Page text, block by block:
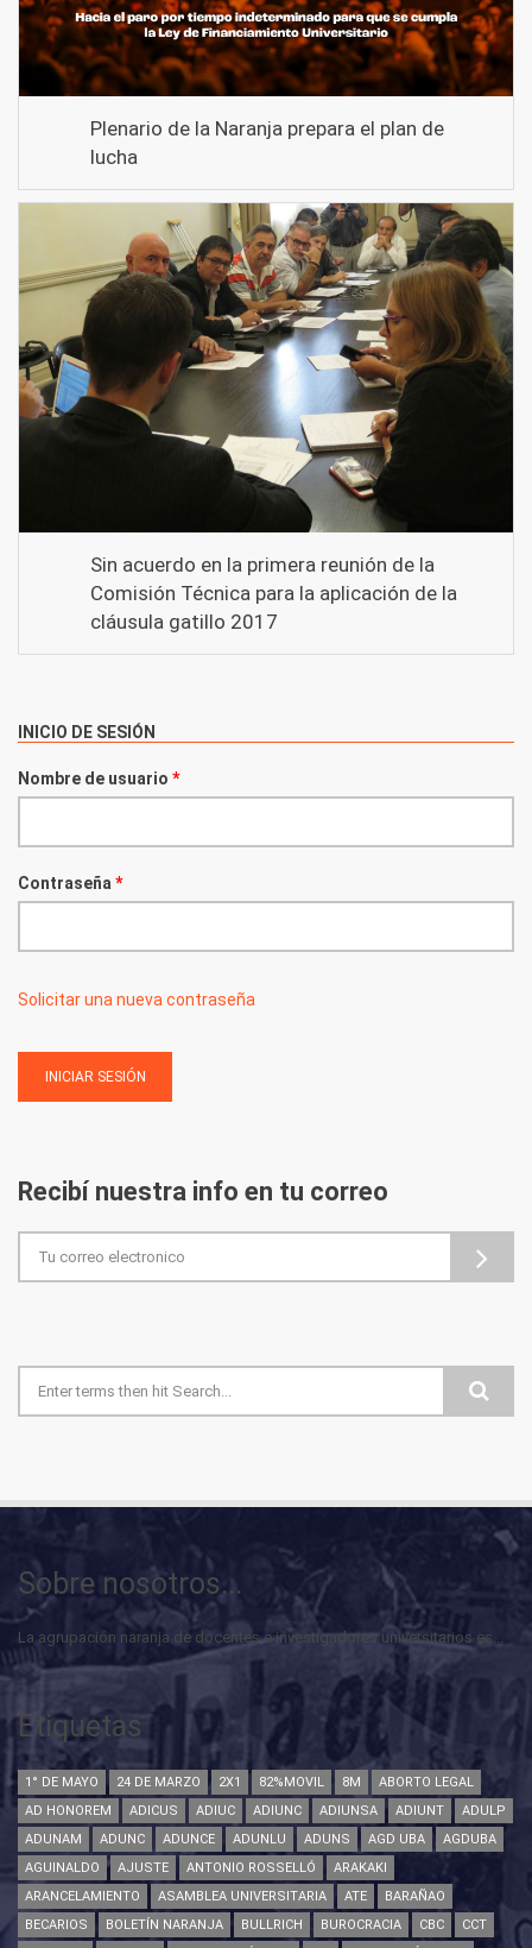
Plenario de la Naranja prepara el plan de
lucha
Sin acuerdo en la primera reunión de la
Comisión Técnica para la aplicación de la
cláusula gatillo 2017
INICIO DE SESIÓN
Nombre de usuario *
Contraseña *
Solicitar una nueva contraseña
Recibí nuestra info en tu correo
Formulario de búsqueda
Sobre nosotros...
La agrupación naranja de docentes e investigadores universitarios es...
Etiquetas
1° DE MAYO 24 DE MARZO 2X1 82%MOVIL 8M
ABORTO LEGAL
AD HONOREM
ADICUS ADIUC ADIUNC ADIUNSA ADIUNT
ADULP
ADUNAM
ADUNC ADUNCE ADUNLU ADUNS AGD UBA
AGDUBA
AGUINALDO
AJUSTE ANTONIO ROSSELLÓ
ARAKAKI
ARANCELAMIENTO
ASAMBLEA UNIVERSITARIA ATE
BARAÑAO
BECARIOS
BOLETÍN NARANJA BULLRICH BUROCRACIA CBC
CCT